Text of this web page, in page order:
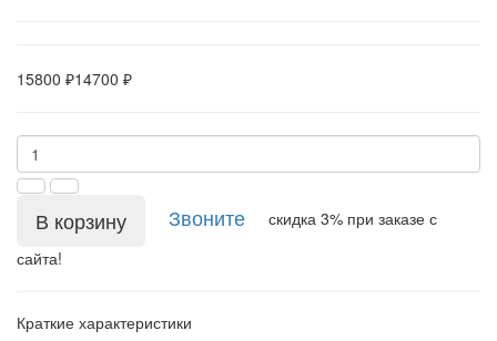
15800 ₽14700 ₽
В корзину Звоните
скидка 3% при заказе с
сайта!
Краткие характеристики